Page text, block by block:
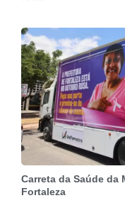
Carreta da Saúde da
Fortaleza